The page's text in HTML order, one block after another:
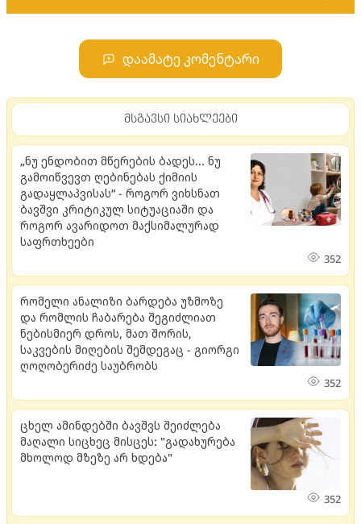
დაამატე კომენტარი
მსგავსი სიახლეები
„ნუ ენდობით მწერების ბადეს... ნუ
გამოიწვევთ ღებინებას ქიმიის
გადაყლაპვისას“ - როგორ ვიხსნათ
ბავშვი კრიტიკულ სიტუაციაში და
როგორ ავარიდოთ მაქსიმალურად
საფრთხეები
352
რომელი ანალიზი ბარდება უზმოზე
და რომლის ჩაბარება შეგიძლიათ
ნებისმიერ დროს, მათ შორის,
საკვების მიღების შემდეგაც - გიორგი
ღოღობერიძე საუბრობს
352
ცხელ ამინდებში ბავშვს შეიძლება
მაღალი სიცხეც მისცეს: "გადახურება
მხოლოდ მზეზე არ ხდება"
352